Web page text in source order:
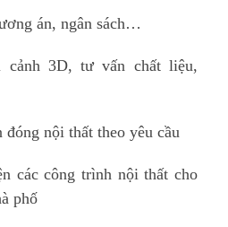
án, ngân sách…
3D, tư vấn chất liệu,
nội thất theo yêu cầu
các công trình nội thất cho
phố